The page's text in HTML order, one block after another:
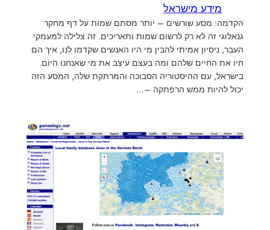
מידע מישראל
הקדמה: מסע שורשים – יותר מסתם שמות על דף מחקר
גנאלוגי זה לא רק לרשום שמות ותאריכים. זה צלילה למעמקי
העבר, ניסיון אמיתי להבין מי היו האנשים שקדמו לנו, איך הם
חיו את החיים שלהם ומה בעצם עיצב את מי שאנחנו היום.
בישראל, עם ההיסטוריה הסבוכה והמרתקת שלה, המסע הזה
יכול להיות ממש הרפתקה –…